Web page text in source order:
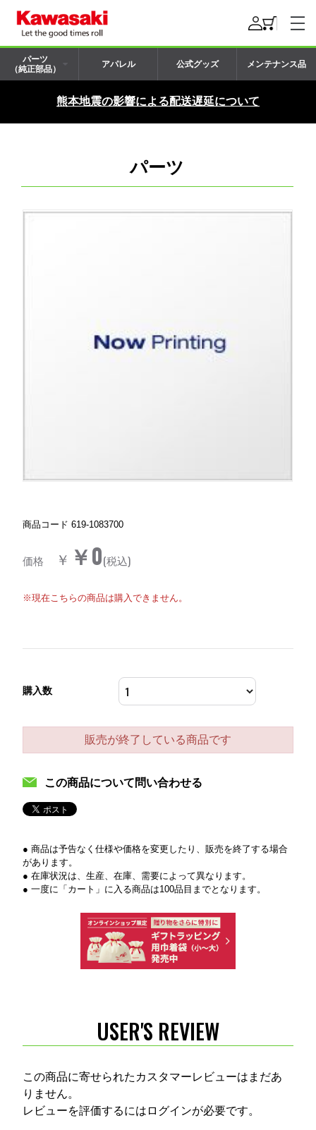
パーツ
（純正部品）
アパレル 公式グッズ メンテナンス品
熊本地震の影響による配送遅延について
パーツ
商品コード 619-1083700
価格 ￥ ￥0(税込)
※現在こちらの商品は購入できません。
購入数
販売が終了している商品です
この商品について問い合わせる
● 商品は予告なく仕様や価格を変更したり、販売を終了する場合
があります。
● 在庫状況は、生産、在庫、需要によって異なります。
● 一度に「カート」に入る商品は100品目までとなります。
USER'S REVIEW
この商品に寄せられたカスタマーレビューはまだあ
りません。
レビューを評価するには ログインが必要です。